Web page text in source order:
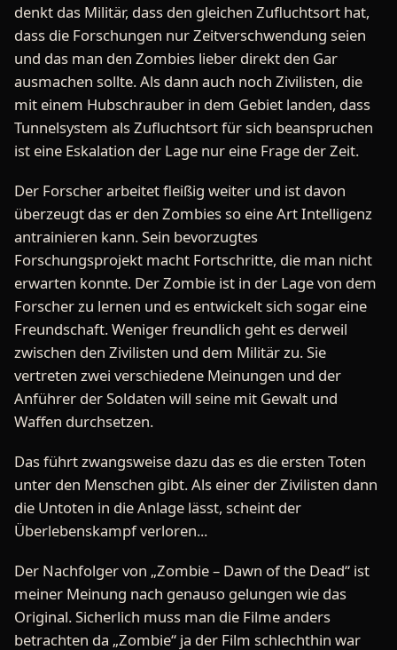
denkt das Militär, dass den gleichen Zufluchtsort hat,
dass die Forschungen nur Zeitverschwendung seien
und das man den Zombies lieber direkt den Gar
ausmachen sollte. Als dann auch noch Zivilisten, die
mit einem Hubschrauber in dem Gebiet landen, dass
Tunnelsystem als Zufluchtsort für sich beanspruchen
ist eine Eskalation der Lage nur eine Frage der Zeit.
Der Forscher arbeitet fleißig weiter und ist davon
überzeugt das er den Zombies so eine Art Intelligenz
antrainieren kann. Sein bevorzugtes
Forschungsprojekt macht Fortschritte, die man nicht
erwarten konnte. Der Zombie ist in der Lage von dem
Forscher zu lernen und es entwickelt sich sogar eine
Freundschaft. Weniger freundlich geht es derweil
zwischen den Zivilisten und dem Militär zu. Sie
vertreten zwei verschiedene Meinungen und der
Anführer der Soldaten will seine mit Gewalt und
Waffen durchsetzen.
Das führt zwangsweise dazu das es die ersten Toten
unter den Menschen gibt. Als einer der Zivilisten dann
die Untoten in die Anlage lässt, scheint der
Überlebenskampf verloren...
Der Nachfolger von „Zombie – Dawn of the Dead“ ist
meiner Meinung nach genauso gelungen wie das
Original. Sicherlich muss man die Filme anders
betrachten da „Zombie“ ja der Film schlechthin war